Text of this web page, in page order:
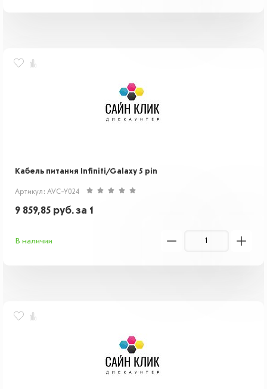
Кабель питания Infiniti/Galaxy 5 pin
Артикул: AVC-Y024
9 859,85 руб.за 1
В наличии